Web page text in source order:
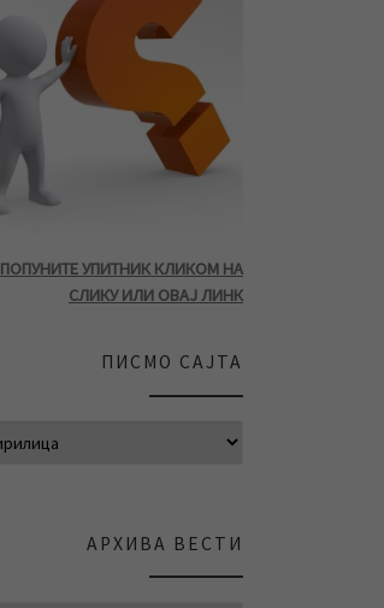
ПОПУНИТЕ УПИТНИК КЛИКОМ НА
СЛИКУ ИЛИ ОВАЈ ЛИНК
ПИСМО САЈТА
АРХИВА ВЕСТИ